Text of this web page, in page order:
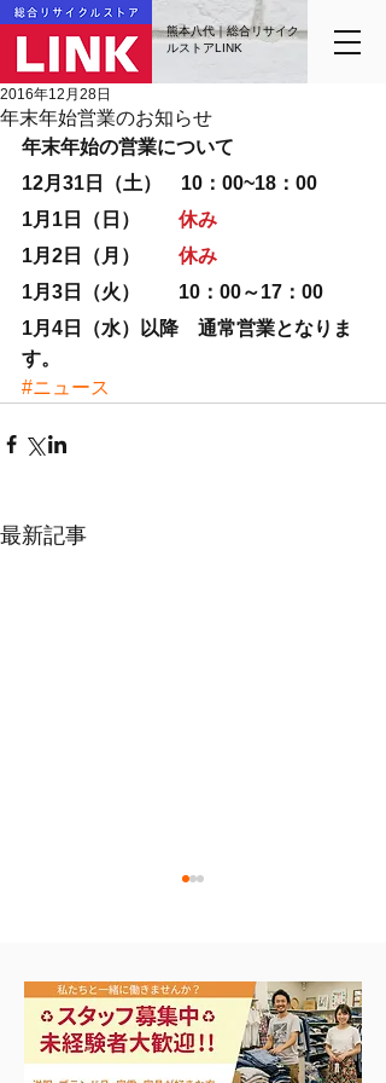
熊本八代｜総合リサイク
ルストアLINK
年末年始営業のお知らせ
2016年12月28日
年末年始の営業について
12月31日（土）　10：00~18：00
1月1日（日） 休み
1月2日（月） 休み
1月3日（火）　　10：00～17：00
1月4日（水）以降　通常営業となりま
す。
#ニュース
最新記事
本日から3日間の大セー